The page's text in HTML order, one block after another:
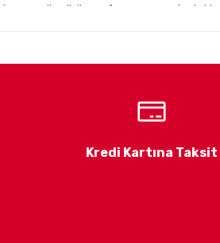
tasarımı ile sürüş performansınızı
iyiye ulaşmak için çalışıyoruz.
Kredi Kartına Taksit